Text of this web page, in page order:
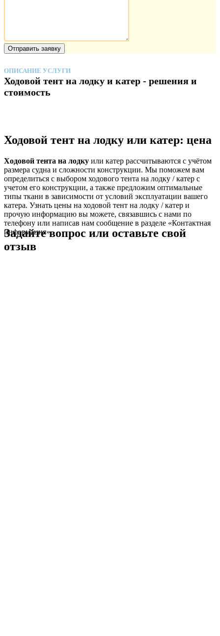
ОПИСАНИЕ УСЛУГИ
Ходовой тент на лодку и катер - решения и
стоимость
Ходовой тент на лодку или катер: цена
Ходовой тента на лодку или катер рассчитываются с учётом
размера судна и сложности конструкции. Мы поможем вам
определиться с выбором ходового тента на лодку / катер с
учетом его конструкции, а также предложим оптимальные
типы ткани в зависимости от условий эксплуатации вашего
катера. Узнать цены на ходовой тент на лодку / катер и
прочую информацию вы можете, связавшись с нами по
телефону или написав нам сообщение в разделе «Контактная
информация».
Задайте вопрос или оставьте свой
отзыв